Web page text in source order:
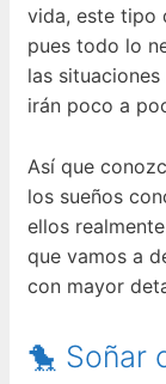
vida, este tipo
pues todo lo
las
irán poco a
Así que
los sueños
ellos
que vamos a
con mayor
🐤 Soñar